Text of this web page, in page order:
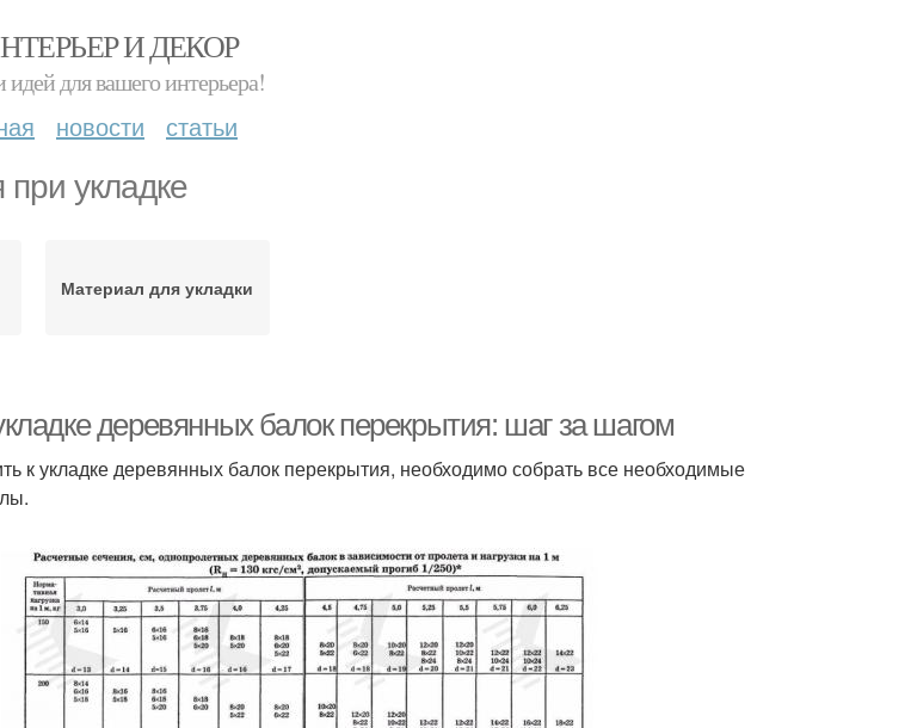
И ДЕКОР
идей для вашего интерьера!
новости статьи
при укладке
Материал для укладки
деревянных балок перекрытия: шаг за шагом
к укладке деревянных балок перекрытия, необходимо собрать все необходимые